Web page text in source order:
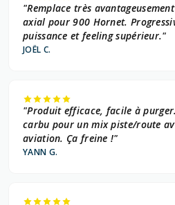
"Remplace très
axial pour 900 Hornet.
puissance et feeling supérieur."
JOËL C.
"Produit efficace, facile à
carbu pour un mix piste/route
aviation. Ça freine !"
YANN G.